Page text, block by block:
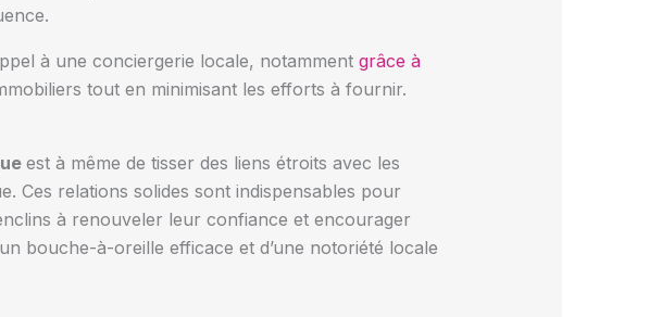
à une conciergerie locale, notamment grâce à
tout en minimisant les efforts à fournir.
est à même de tisser des liens étroits avec les
Ces relations solides sont indispensables pour
à renouveler leur confiance et encourager
bouche-à-oreille efficace et d’une notoriété locale